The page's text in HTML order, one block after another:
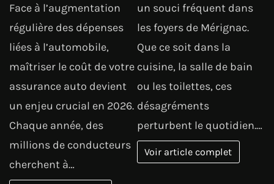
Face à l’augmentation
régulière des dépenses
liées à l’automobile,
maîtriser le coût de votre
assurance auto devient
un enjeu crucial en 2026.
Chaque année, des
millions de conducteurs
cherchent à…
un souci fréquent dans
les foyers de Mérignac.
Que ce soit dans la
cuisine, la salle de bain
ou les toilettes, ces
désagréments
perturbent le quotidien.…
Voir article complet